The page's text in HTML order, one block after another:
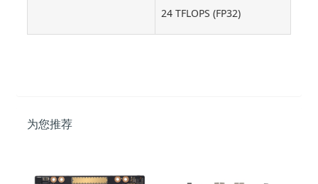
24 TFLOPS (FP32)
为您推荐